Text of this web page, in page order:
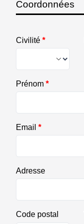
Coordonnées
Civilité *
Prénom *
Email *
Adresse
Code postal